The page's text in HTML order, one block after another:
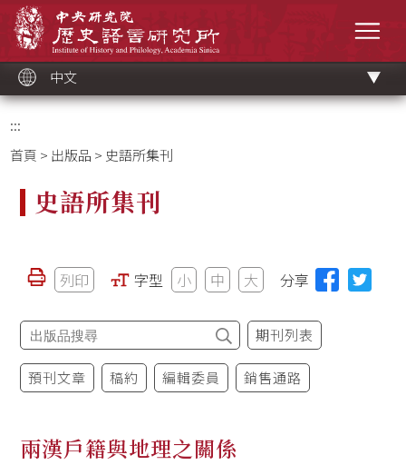
中文
:::
首頁 > 出版品 > 史語所集刊
史語所集刊
列印 字型 小 中 大 分享
期刊列表
預刊文章 稿約 編輯委員 銷售通路
兩漢戶籍與地理之關係